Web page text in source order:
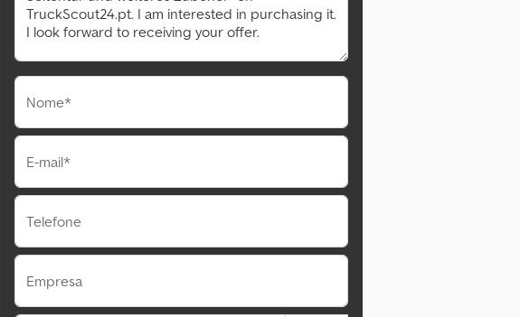
Nome*
E-mail*
Telefone
Empresa